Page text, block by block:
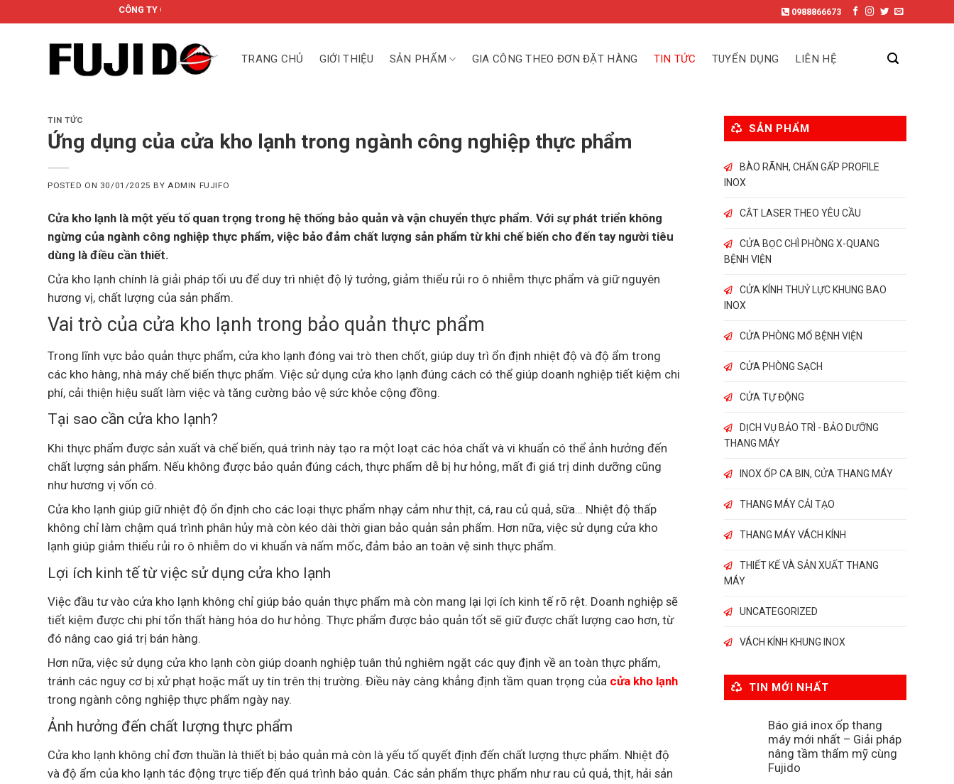
to
CÔNG TY CỔ PHẦN FUJIDO 0988866673
TRANG CHỦ GIỚI THIỆU SẢN PHẨM GIA CÔNG THEO ĐƠN ĐẶT HÀNG TIN TỨC TUYỂN DỤNG LIÊN HỆ
TIN TỨC
Ứng dụng của cửa kho lạnh trong ngành công nghiệp thực phẩm
POSTED ON 30/01/2025 BYADMIN FUJIFO
Cửa kho lạnh là một yếu tố quan trọng trong hệ thống bảo quản và vận chuyển thực phẩm. Với sự phát triển không
ngừng của ngành công nghiệp thực phẩm, việc bảo đảm chất lượng sản phẩm từ khi chế biến cho đến tay người tiêu
dùng là điều cần thiết.
Cửa kho lạnh chính là giải pháp tối ưu để duy trì nhiệt độ lý tưởng, giảm thiểu rủi ro ô nhiễm thực phẩm và giữ nguyên
hương vị, chất lượng của sản phẩm.
Vai trò của cửa kho lạnh trong bảo quản thực phẩm
Trong lĩnh vực bảo quản thực phẩm, cửa kho lạnh đóng vai trò then chốt, giúp duy trì ổn định nhiệt độ và độ ẩm trong
các kho hàng, nhà máy chế biến thực phẩm. Việc sử dụng cửa kho lạnh đúng cách có thể giúp doanh nghiệp tiết kiệm chi
phí, cải thiện hiệu suất làm việc và tăng cường bảo vệ sức khỏe cộng đồng.
Tại sao cần cửa kho lạnh?
Khi thực phẩm được sản xuất và chế biến, quá trình này tạo ra một loạt các hóa chất và vi khuẩn có thể ảnh hưởng đến
chất lượng sản phẩm. Nếu không được bảo quản đúng cách, thực phẩm dễ bị hư hỏng, mất đi giá trị dinh dưỡng cũng
như hương vị vốn có.
Cửa kho lạnh giúp giữ nhiệt độ ổn định cho các loại thực phẩm nhạy cảm như thịt, cá, rau củ quả, sữa… Nhiệt độ thấp
không chỉ làm chậm quá trình phân hủy mà còn kéo dài thời gian bảo quản sản phẩm. Hơn nữa, việc sử dụng cửa kho
lạnh giúp giảm thiểu rủi ro ô nhiễm do vi khuẩn và nấm mốc, đảm bảo an toàn vệ sinh thực phẩm.
Lợi ích kinh tế từ việc sử dụng cửa kho lạnh
Việc đầu tư vào cửa kho lạnh không chỉ giúp bảo quản thực phẩm mà còn mang lại lợi ích kinh tế rõ rệt. Doanh nghiệp sẽ
tiết kiệm được chi phí tổn thất hàng hóa do hư hỏng. Thực phẩm được bảo quản tốt sẽ giữ được chất lượng cao hơn, từ
đó nâng cao giá trị bán hàng.
Hơn nữa, việc sử dụng cửa kho lạnh còn giúp doanh nghiệp tuân thủ nghiêm ngặt các quy định về an toàn thực phẩm,
tránh các nguy cơ bị xử phạt hoặc mất uy tín trên thị trường. Điều này càng khẳng định tầm quan trọng của cửa kho lạnh
trong ngành công nghiệp thực phẩm ngày nay.
Ảnh hưởng đến chất lượng thực phẩm
Cửa kho lạnh không chỉ đơn thuần là thiết bị bảo quản mà còn là yếu tố quyết định đến chất lượng thực phẩm. Nhiệt độ
và độ ẩm của kho lạnh tác động trực tiếp đến quá trình bảo quản. Các sản phẩm thực phẩm như rau củ quả, thịt, hải sản
SẢN PHẨM
BÀO RÃNH, CHẤN GẤP PROFILE
INOX
CẮT LASER THEO YÊU CẦU
CỬA BỌC CHÌ PHÒNG X-QUANG
BỆNH VIỆN
CỬA KÍNH THUỶ LỰC KHUNG BAO
INOX
CỬA PHÒNG MỔ BỆNH VIỆN
CỬA PHÒNG SẠCH
CỬA TỰ ĐỘNG
DỊCH VỤ BẢO TRÌ - BẢO DƯỠNG
THANG MÁY
INOX ỐP CA BIN, CỬA THANG MÁY
THANG MÁY CẢI TẠO
THANG MÁY VÁCH KÍNH
THIẾT KẾ VÀ SẢN XUẤT THANG
MÁY
UNCATEGORIZED
VÁCH KÍNH KHUNG INOX
TIN MỚI NHẤT
Báo giá inox ốp thang
máy mới nhất – Giải pháp
nâng tầm thẩm mỹ cùng
Fujido